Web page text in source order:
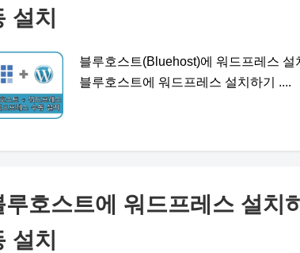
설치
블루호스트(Bluehost)에 워드프레스
블루호스트에 워드프레스 설치하기 ....
루호스트에 워드프레스 설치
설치